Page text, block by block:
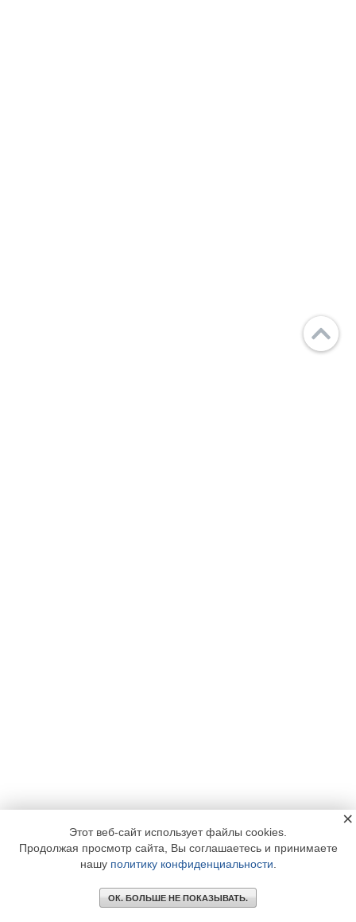
Этот веб-сайт использует файлы cookies.
Продолжая просмотр сайта, Вы соглашаетесь и принимаете
нашу политику конфиденциальности
ОК. БОЛЬШЕ НЕ ПОКАЗЫВАТЬ.
×